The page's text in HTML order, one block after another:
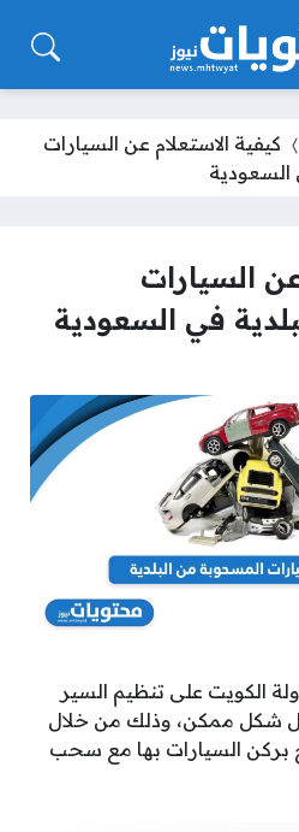
كيفية الاستعلام عن السيارات
السعودية
السيارات
في السعودية
الكويت على تنظيم السير
شكل ممكن، وذلك من خلال
بركن السيارات بها مع سحب